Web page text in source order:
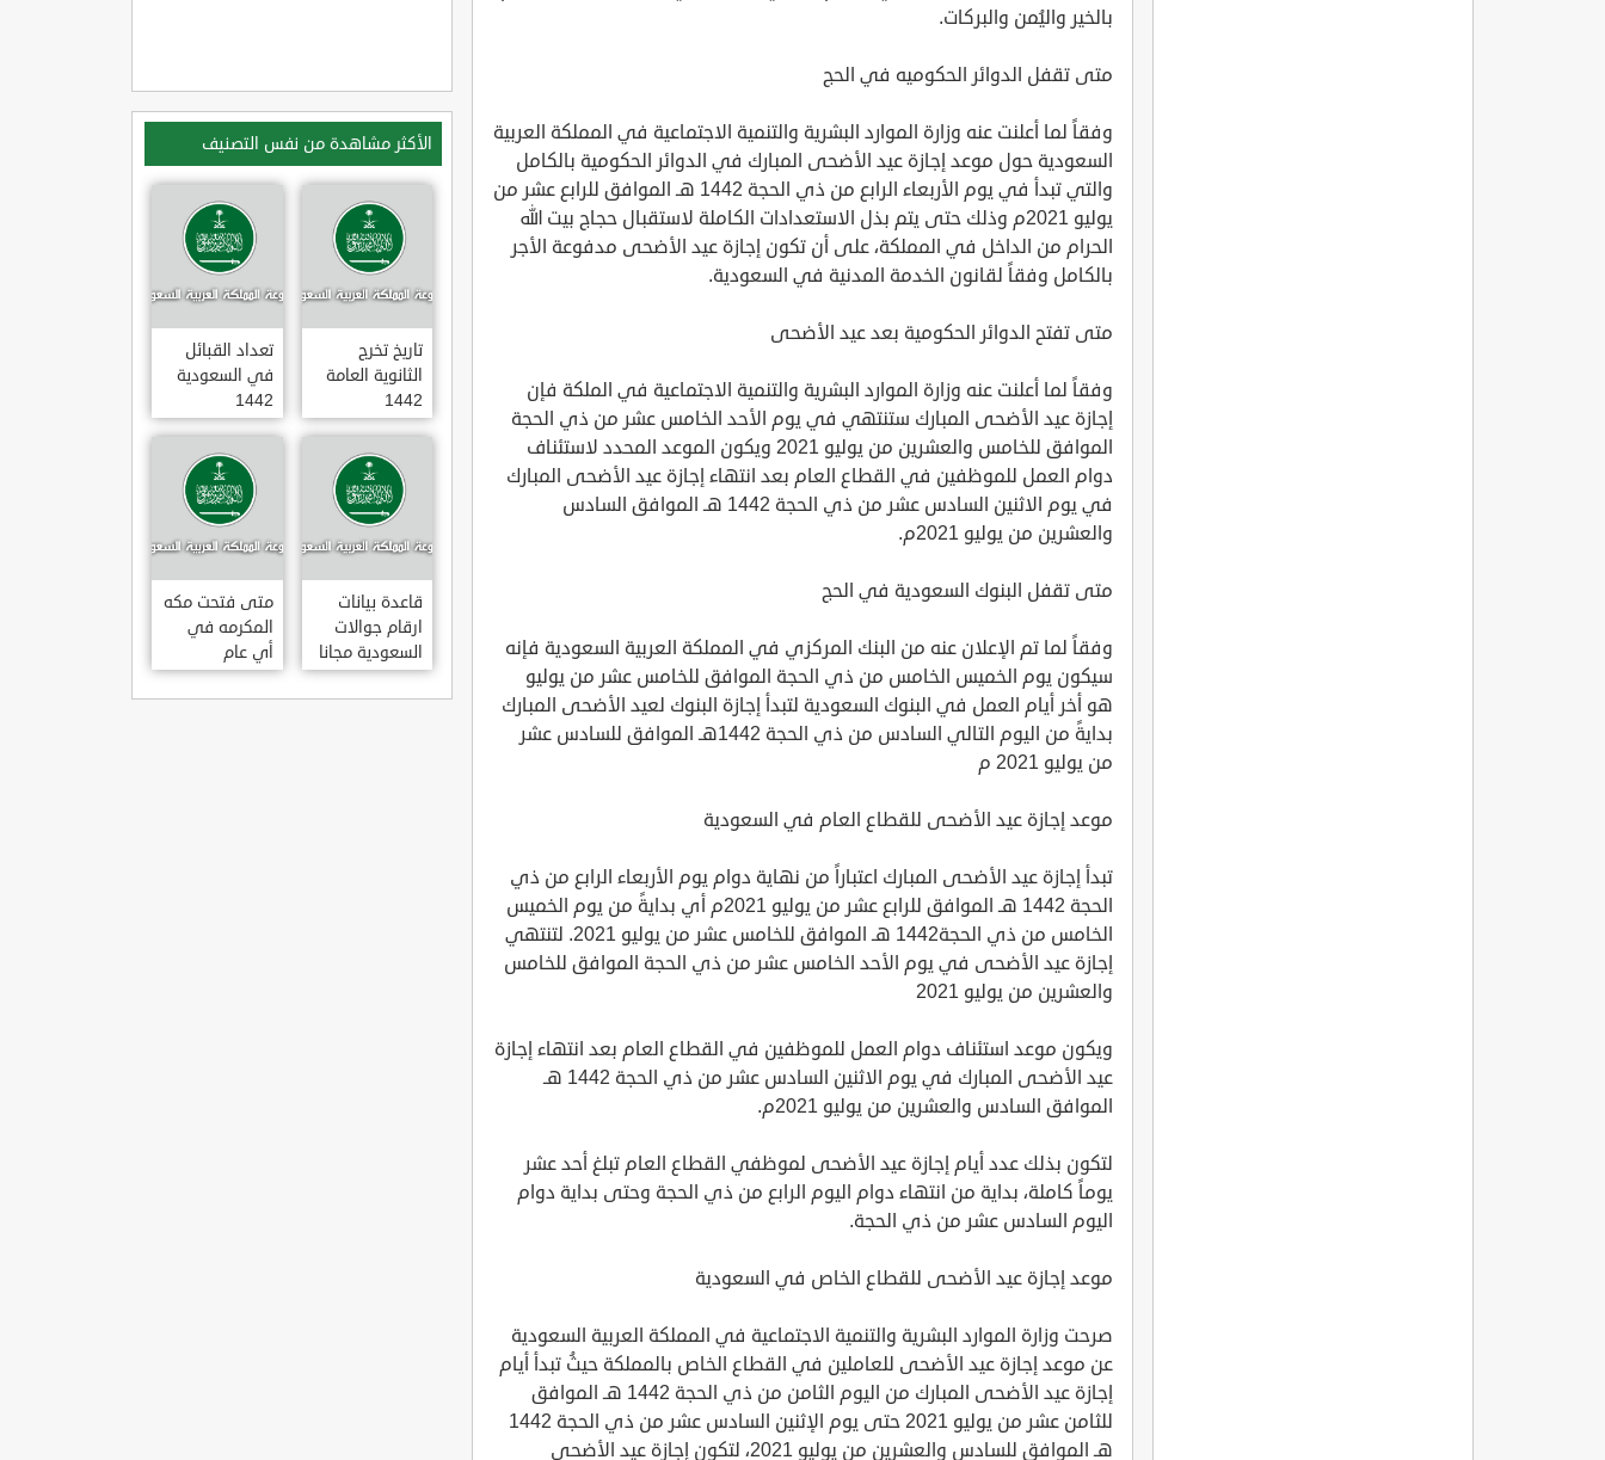
بالخير واليُمن والبركات.
متى تقفل الدوائر الحكوميه في الحج
وفقاً لما أعلنت عنه وزارة الموارد البشرية والتنمية الاجتماعية في المملكة العربية
السعودية حول موعد إجازة عيد الأضحى المبارك في الدوائر الحكومية بالكامل
والتي تبدأ في يوم الأربعاء الرابع من ذي الحجة 1442 هـ الموافق للرابع عشر من
يوليو 2021م وذلك حتى يتم بذل الاستعدادات الكاملة لاستقبال حجاج بيت الله
الحرام من الداخل في المملكة، على أن تكون إجازة عيد الأضحى مدفوعة الأجر
بالكامل وفقاً لقانون الخدمة المدنية في السعودية.
متى تفتح الدوائر الحكومية بعد عيد الأضحى
وفقاً لما أعلنت عنه وزارة الموارد البشرية والتنمية الاجتماعية في الملكة فإن
إجازة عيد الأضحى المبارك ستنتهي في يوم الأحد الخامس عشر من ذي الحجة
الموافق للخامس والعشرين من يوليو 2021 ويكون الموعد المحدد لاستئناف
دوام العمل للموظفين في القطاع العام بعد انتهاء إجازة عيد الأضحى المبارك
في يوم الاثنين السادس عشر من ذي الحجة 1442 هـ الموافق السادس
والعشرين من يوليو 2021م.
متى تقفل البنوك السعودية في الحج
وفقاً لما تم الإعلان عنه من البنك المركزي في المملكة العربية السعودية فإنه
سيكون يوم الخميس الخامس من ذي الحجة الموافق للخامس عشر من يوليو
هو أخر أيام العمل في البنوك السعودية لتبدأ إجازة البنوك لعيد الأضحى المبارك
بدايةً من اليوم التالي السادس من ذي الحجة 1442هـ الموافق للسادس عشر
من يوليو 2021 م
موعد إجازة عيد الأضحى للقطاع العام في السعودية
تبدأ إجازة عيد الأضحى المبارك اعتباراً من نهاية دوام يوم الأربعاء الرابع من ذي
الحجة 1442 هـ الموافق للرابع عشر من يوليو 2021م أي بدايةً من يوم الخميس
الخامس من ذي الحجة1442 هـ الموافق للخامس عشر من يوليو 2021. لتنتهي
إجازة عيد الأضحى في يوم الأحد الخامس عشر من ذي الحجة الموافق للخامس
والعشرين من يوليو 2021
ويكون موعد استئناف دوام العمل للموظفين في القطاع العام بعد انتهاء إجازة
عيد الأضحى المبارك في يوم الاثنين السادس عشر من ذي الحجة 1442 هـ
الموافق السادس والعشرين من يوليو 2021م.
لتكون بذلك عدد أيام إجازة عيد الأضحى لموظفي القطاع العام تبلغ أحد عشر
يوماً كاملة، بداية من انتهاء دوام اليوم الرابع من ذي الحجة وحتى بداية دوام
اليوم السادس عشر من ذي الحجة.
موعد إجازة عيد الأضحى للقطاع الخاص في السعودية
صرحت وزارة الموارد البشرية والتنمية الاجتماعية في المملكة العربية السعودية
عن موعد إجازة عيد الأضحى للعاملين في القطاع الخاص بالمملكة حيثُ تبدأ أيام
إجازة عيد الأضحى المبارك من اليوم الثامن من ذي الحجة 1442 هـ الموافق
للثامن عشر من يوليو 2021 حتى يوم الإثنين السادس عشر من ذي الحجة 1442
هـ الموافق للسادس والعشرين من يوليو 2021، لتكون إجازة عيد الأضحى
الأكثر مشاهدة من نفس التصنيف
تاريخ تخرج
الثانوية العامة
1442
تعداد القبائل
في السعودية
1442
قاعدة بيانات
ارقام جوالات
السعودية مجانا
20202021
متى فتحت مكه
المكرمه في
أي عام